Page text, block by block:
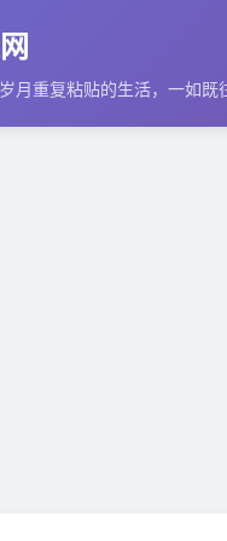
月重复粘贴的生活，一如既